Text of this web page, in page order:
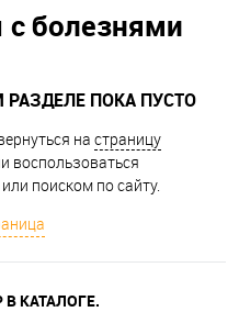
болезнями
ПОКА ПУСТО
на страницу
воспользоваться
поиском по сайту.
КАТАЛОГЕ.